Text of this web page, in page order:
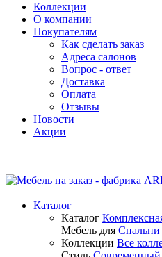
Коллекции
О компании
Покупателям
Как сделать заказ
Адреса салонов
Вопрос - ответ
Доставка
Оплата
Отзывы
Новости
Акции
Каталог
Каталог
Мебель для Спальни
Коллекции Все